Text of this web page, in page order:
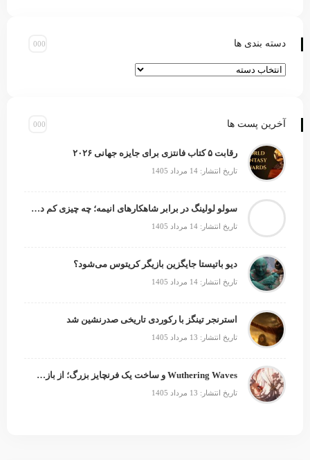
دسته بندی ها
آخرین پست ها
رقابت ۵ کتاب فانتزی برای جایزه جهانی ۲۰۲۶
تاریخ انتشار: 14 مرداد 1405
سولو لولینگ در برابر شاهکارهای انیمه؛ چه چیزی کم دارد؟
تاریخ انتشار: 14 مرداد 1405
دیو باتیستا جایگزین بازیگر کریتوس می‌شود؟
تاریخ انتشار: 14 مرداد 1405
استرنجر تینگز با رکوردی تاریخی صدرنشین شد
تاریخ انتشار: 13 مرداد 1405
Wuthering Waves و ساخت یک فرنچایز بزرگ؛ از بازی تا انیمه
تاریخ انتشار: 13 مرداد 1405